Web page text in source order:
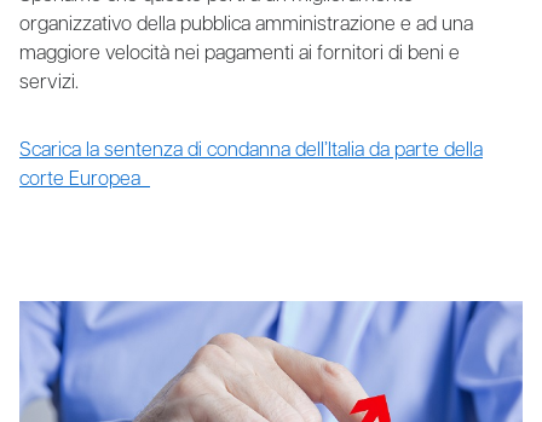
organizzativo della pubblica amministrazione e ad una
maggiore velocità nei pagamenti ai fornitori di beni e
servizi.
Scarica la sentenza di condanna dell’Italia da parte della
corte Europea